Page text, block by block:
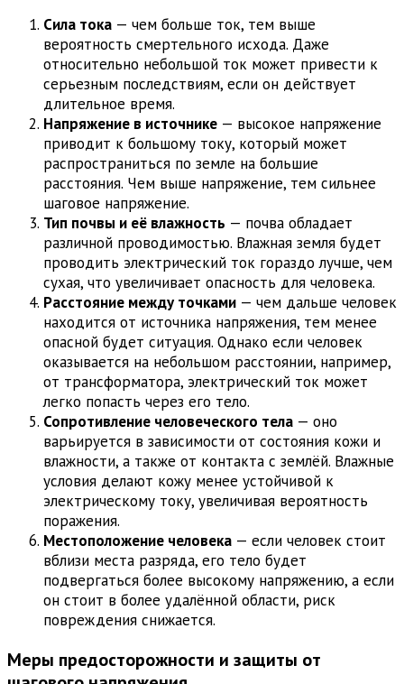
Сила тока — чем больше ток, тем выше
вероятность смертельного исхода. Даже
относительно небольшой ток может привести к
серьезным последствиям, если он действует
длительное время.
Напряжение в источнике — высокое напряжение
приводит к большому току, который может
распространиться по земле на большие
расстояния. Чем выше напряжение, тем сильнее
шаговое напряжение.
Тип почвы и её влажность — почва обладает
различной проводимостью. Влажная земля будет
проводить электрический ток гораздо лучше, чем
сухая, что увеличивает опасность для человека.
Расстояние между точками — чем дальше человек
находится от источника напряжения, тем менее
опасной будет ситуация. Однако если человек
оказывается на небольшом расстоянии, например,
от трансформатора, электрический ток может
легко попасть через его тело.
Сопротивление человеческого тела — оно
варьируется в зависимости от состояния кожи и
влажности, а также от контакта с землёй. Влажные
условия делают кожу менее устойчивой к
электрическому току, увеличивая вероятность
поражения.
Местоположение человека — если человек стоит
вблизи места разряда, его тело будет
подвергаться более высокому напряжению, а если
он стоит в более удалённой области, риск
повреждения снижается.
Меры предосторожности и защиты от